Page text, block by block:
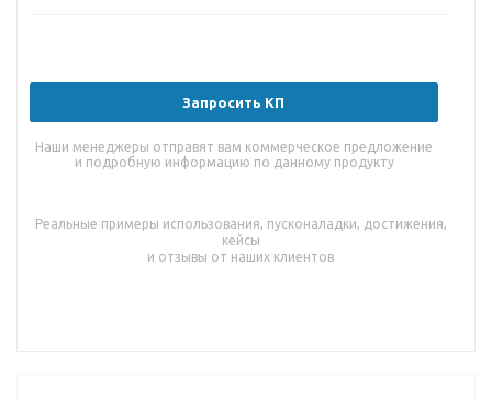
Запросить КП
Наши менеджеры отправят вам коммерческое предложение
и подробную информацию по данному продукту
Реальные примеры использования, пусконаладки, достижения,
кейсы
и отзывы от наших клиентов